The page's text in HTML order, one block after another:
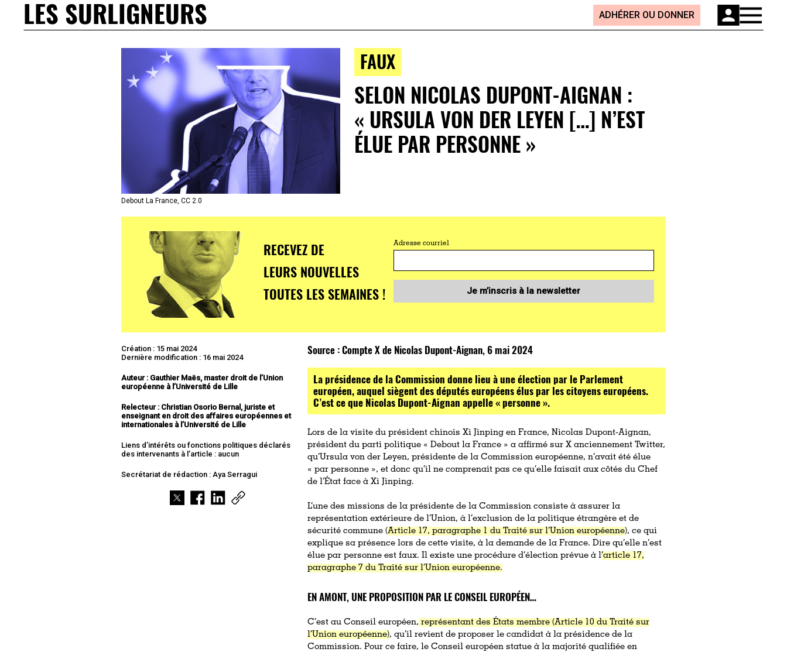
LES SURLIGNEURS ADHÉRER OU DONNER
Debout La France, CC 2.0
FAUX
SELON NICOLAS DUPONT-AIGNAN :
« URSULA VON DER LEYEN […] N’EST
ÉLUE PAR PERSONNE »
RECEVEZ DE
LEURS NOUVELLES
TOUTES LES SEMAINES !
Adresse courriel
Je m’inscris à la newsletter
Création : 15 mai 2024
Dernière modification : 16 mai 2024
Auteur : Gauthier Maës, master droit de l’Union
européenne à l’Université de Lille
Relecteur : Christian Osorio Bernal, juriste et
enseignant en droit des affaires européennes et
internationales à l’Université de Lille
Liens d’intérêts ou fonctions politiques déclarés
des intervenants à l’article : aucun
Secrétariat de rédaction : Aya Serragui
Source :Compte X de Nicolas Dupont-Aignan, 6 mai 2024
La présidence de la Commission donne lieu à une élection par le Parlement
européen, auquel siègent des députés européens élus par les citoyens européens.
C’est ce que Nicolas Dupont-Aignan appelle « personne ».
Lors de la visite du président chinois Xi Jinping en France, Nicolas Dupont-Aignan,
président du parti politique « Debout la France » a affirmé sur X anciennement Twitter,
qu’Ursula von der Leyen, présidente de la Commission européenne, n’avait été élue
« par personne », et donc qu’il ne comprenait pas ce qu’elle faisait aux côtés du Chef
de l’État face à Xi Jinping.
L’une des missions de la présidente de la Commission consiste à assurer la
représentation extérieure de l’Union, à l’exclusion de la politique étrangère et de
sécurité commune (Article 17, paragraphe 1 du Traité sur l’Union européenne), ce qui
explique sa présence lors de cette visite, à la demande de la France. Dire qu’elle n’est
élue par personne est faux. Il existe une procédure d’élection prévue à l‘article 17,
paragraphe 7 du Traité sur l’Union européenne.
EN AMONT, UNE PROPOSITION PAR LE CONSEIL EUROPÉEN…
C’est au Conseil européen, représentant des États membre (Article 10 du Traité sur
l’Union européenne), qu’il revient de proposer le candidat à la présidence de la
Commission. Pour ce faire, le Conseil européen statue à la majorité qualifiée en